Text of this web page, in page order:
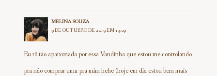
MELINA SOUZA
9 DE OUTUBRO DE 2019 EM 13:09
Eu tô tão apaixonada por essa Vandinha que estou me controlando
pra não comprar uma pra mim hehe (hoje em dia estou bem mais